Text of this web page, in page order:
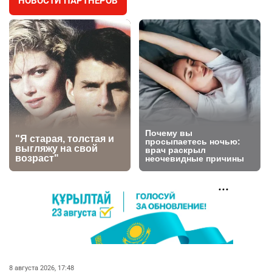
🐏 Скота больше, а мясо дороже. Почему в
Казахстане продолжают расти цены на
баранину и конину
2707
5
⚠️ Доброе утро, друзья! Предлагаем обзор
главных новостей за 4 августа
2804 0 1
6
🗣Глава государства направил телеграмму
соболезнования родным и близким Халық
қаһарманы Ивана Гапича
2779 2 42
🇫🇷 Клуб ПСЖ объявил об открытии своей
футбольной академии в Астане
2 40
8 августа 2026, 17:48